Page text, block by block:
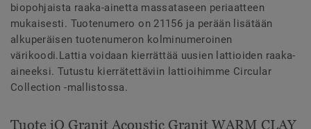
biopohjaista raaka-ainetta massataseen periaatteen
mukaisesti. Tuotenumero on 21156 ja perään lisätään
alkuperäisen tuotenumeron kolminumeroinen
värikoodi.Lattia voidaan kierrättää uusien lattioiden raaka-
aineeksi. Tutustu kierrätettäviin lattioihimme Circular
Collection -mallistossa.
Tuote iQ Granit Acoustic Granit WARM CLAY